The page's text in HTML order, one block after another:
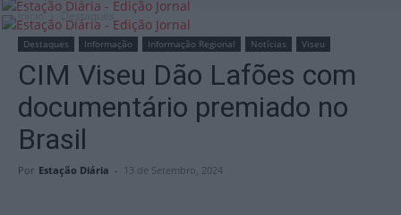
Início Destaques
Destaques Informação Informação Regional Notícias Viseu
CIM Viseu Dão Lafões com
documentário premiado no
Brasil
Por Estação Diária - 13 de Setembro, 2024